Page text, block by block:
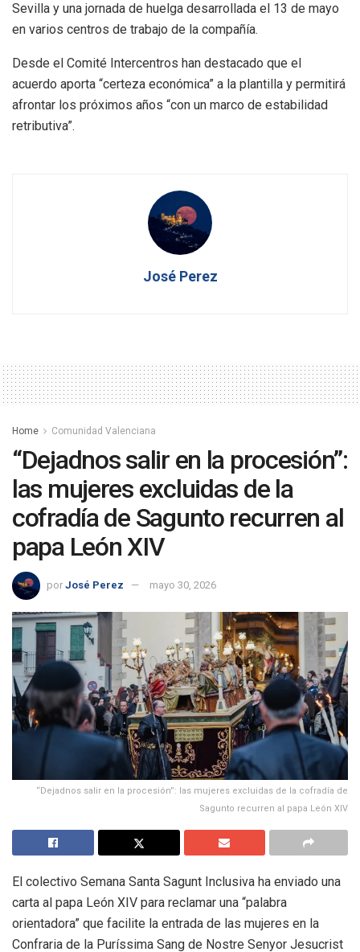
Sevilla y una jornada de huelga desarrollada el 13 de mayo
en varios centros de trabajo de la compañía.
Desde el Comité Intercentros han destacado que el
acuerdo aporta “certeza económica” a la plantilla y permitirá
afrontar los próximos años “con un marco de estabilidad
retributiva”.
José Perez
Home Comunidad Valenciana
“Dejadnos salir en la procesión”:
las mujeres excluidas de la
cofradía de Sagunto recurren al
papa León XIV
por José Perez mayo 30, 2026
“Dejadnos salir en la procesión”: las mujeres excluidas de la cofradía de
Sagunto recurren al papa León XIV
El colectivo Semana Santa Sagunt Inclusiva ha enviado una
carta al papa León XIV para reclamar una “palabra
orientadora” que facilite la entrada de las mujeres en la
Confraria de la Puríssima Sang de Nostre Senyor Jesucrist